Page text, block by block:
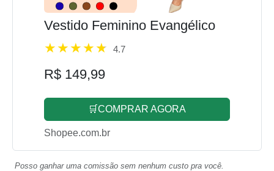
Vestido Feminino Evangélico
4.7
R$ 149,99
🛒COMPRAR AGORA
Shopee.com.br
Posso ganhar uma comissão sem nenhum custo pra você.